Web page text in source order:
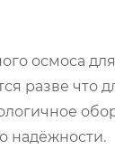
осмоса
разве что
надёжности.